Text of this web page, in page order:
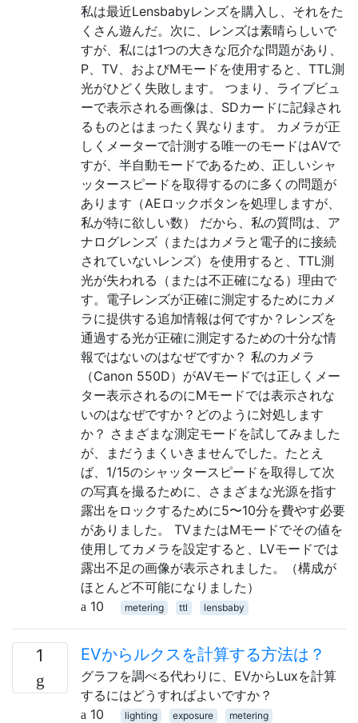
私は最近Lensbabyレンズを購入し、それをた
くさん遊んだ。次に、レンズは素晴らしいで
すが、私には1つの大きな厄介な問題があり、
P、TV、およびMモードを使用すると、TTL測
光がひどく失敗します。 つまり、ライブビュ
ーで表示される画像は、SDカードに記録され
るものとはまったく異なります。 カメラが正
しくメーターで計測する唯一のモードはAVで
すが、半自動モードであるため、正しいシャ
ッタースピードを取得するのに多くの問題が
あります（AEロックボタンを処理しますが、
私が特に欲しい数） だから、私の質問は、ア
ナログレンズ（またはカメラと電子的に接続
されていないレンズ）を使用すると、TTL測
光が失われる（または不正確になる）理由で
す。電子レンズが正確に測定するためにカメ
ラに提供する追加情報は何ですか？レンズを
通過する光が正確に測定するための十分な情
報ではないのはなぜですか？ 私のカメラ
（Canon 550D）がAVモードでは正しくメー
ター表示されるのにMモードでは表示されな
いのはなぜですか？どのように対処します
か？ さまざまな測定モードを試してみました
が、まだうまくいきませんでした。たとえ
ば、1/15のシャッタースピードを取得して次
の写真を撮るために、さまざまな光源を指す
露出をロックするために5〜10分を費やす必要
がありました。 TVまたはMモードでその値を
使用してカメラを設定すると、LVモードでは
露出不足の画像が表示されました。（構成が
ほとんど不可能になりました）
10
metering ttl lensbaby
1 EVからルクスを計算する方法は？
グラフを調べる代わりに、EVからLuxを計算
するにはどうすればよいですか？
10
lighting exposure metering